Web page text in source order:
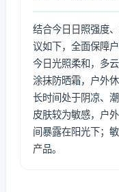
结合今日日照强度
议如下，全面保障户
今日光照柔和，多
涂抹防晒霜，户外
长时间处于阴凉、
皮肤较为敏感，户
间暴露在阳光下；
产品。